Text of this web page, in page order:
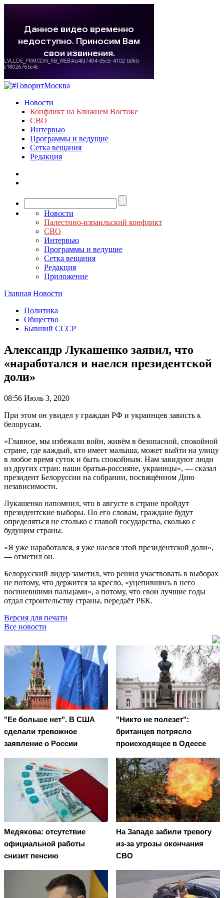
Новости
Конфликт на Ближнем Востоке
СВО
Интервью
Программы и ведущие
Сетка вещания
Редакция
Новости
Палестино-израильский конфликт
СВО
Интервью
Программы и ведущие
Сетка вещания
Редакция
Приложение
Главная Новости
Политика
Общество
Бывший СССР
Александр Лукашенко заявил, что
«наработался и наелся президентской
доли»
08:56 Июль 3, 2020
При этом он увидел у граждан РФ и украинцев зависть к
белорусам.
«Главное, мы избежали войн, живём в безопасной, спокойной
стране, где каждый, кто имеет малыша, может выйти на улицу
в любое время суток и быть спокойным. Нам завидуют люди
из других стран: наши братья-россияне, украинцы», — сказал
президент Белоруссии на собрании, посвящённом Дню
независимости.
Лукашенко напомнил, что в августе в стране пройдут
президентские выборы. По его словам, граждане будут
определяться не столько с главой государства, сколько с
будущим страны.
«Я уже наработался, я уже наелся этой президентской доли»,
— отметил он.
Белорусский лидер заметил, что решил участвовать в выборах
не потому, что держится за кресло, «уцепившись в него
посиневшими пальцами», а потому, что свои лучшие годы
отдал строительству страны, передаёт РБК.
Версия для печати
Все новости
"Ее больше нет". В США
сделали тревожное
заявление о России
"Никто не полезет":
британцев потрясло
происходящее в Одессе
Медякова: отсутствие
официальной работы
снизит пенсию
На Западе забили тревогу
из-за угрозы окончания
СВО